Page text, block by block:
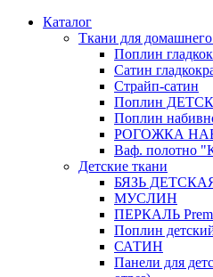
Каталог
Ткани для домашнего
Поплин
Сатин
Страйп-сатин
Поплин
Поплин
РОГОЖКА
Ваф. полотно
Детские ткани
БЯЗЬ
МУСЛИН
ПЕРКАЛЬ
Поплин
САТИН
Панели для